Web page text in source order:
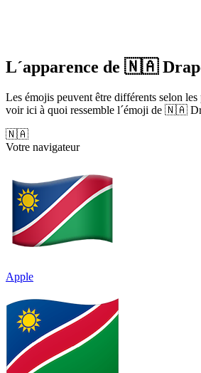
L´apparence de 🇳🇦
Les émojis peuvent être différents selon
voir ici à quoi ressemble l´émoji de 🇳🇦
🇳🇦
Votre navigateur
Apple